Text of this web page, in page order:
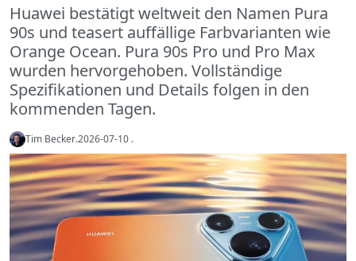
Huawei bestätigt weltweit den Namen Pura
90s und teasert auffällige Farbvarianten wie
Orange Ocean. Pura 90s Pro und Pro Max
wurden hervorgehoben. Vollständige
Spezifikationen und Details folgen in den
kommenden Tagen.
Tim Becker.2026-07-10 .